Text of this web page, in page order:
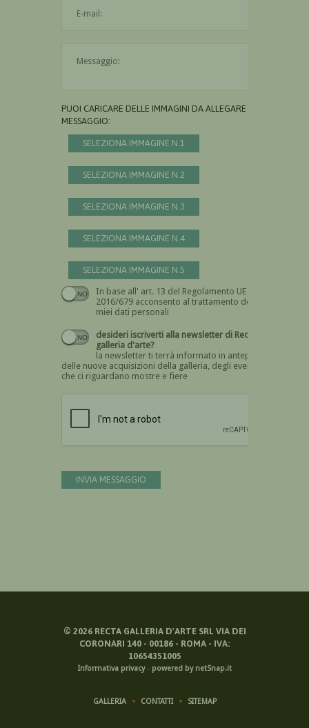
PUOI CARICARE DELLE IMMAGINI DA ALLEGARE AL
MESSAGGIO:
SELEZIONA IMMAGINE N.1
SELEZIONA IMMAGINE N.2
SELEZIONA IMMAGINE N.3
SELEZIONA IMMAGINE N.4
SELEZIONA IMMAGINE N.5
In base all' art. 13 del Regolamento UE n.
2016/679 acconsento al trattamento dei
miei dati personali
Devi dare il consenso
desideri iscriverti alla newsletter di Recta
galleria d'arte?
la newsletter ti terrà informato in anteprima
delle nuove acquisizioni della galleria, degli eventi
che ci riguardano mostre e fiere
INVIA MESSAGGIO
© 2026RECTA GALLERIA D'ARTE SRL VIA DEI
CORONARI 140 - 00186 - ROMA - IVA:
10654351005
Informativa privacy- powered by netSnap.it
GALLERIA CONTATTI SITEMAP